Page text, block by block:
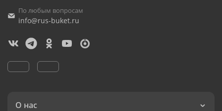
По любым вопросам
info@rus-buket.ru
О нас